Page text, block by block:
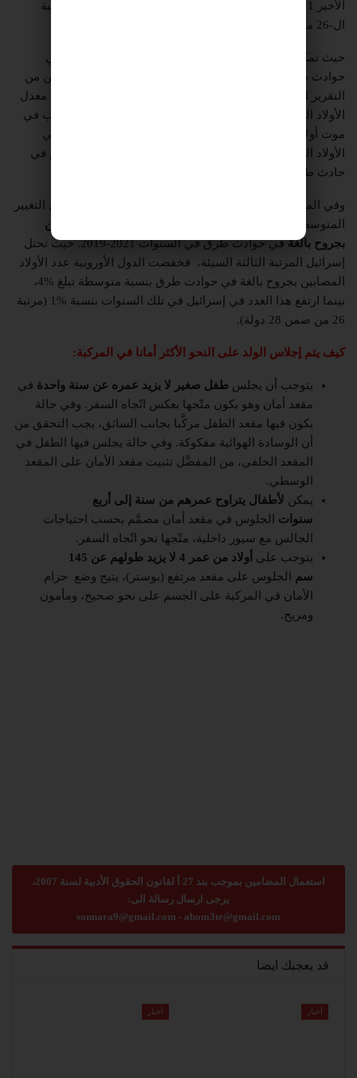
الأخير 2011-2021 تحتل إسرائيل المرتبة الرابعة السيئة (المرتبة
ال-26 من ضمن 29).
حيث تمكنت الدول الأوروبية من تخفيض عدد الأولاد القتلى في
حوادث طرق بنسبة متوسطة تبلغ %5 في تلك السنوات. فيتبين من
التقرير الجديد أن إسرائيل تحتل المرتبة الثانية السيئة في فئة معدل
الأولاد القتلى من جراء حوادث طرق من ضمن إجمالي الأسباب في
موت أولاد (مرتبة 31- من ضمن 32 دولة). فإن %10 من إجمالي
الأولاد الذين لقوا موتهم في السنوات 2021-2019، لقوا موتهم في
حادث طرق.
وفي المجلس الأوروبي للسلامة في الطرق تمت دراسة معدل التغيير
المتوسط الذي أجرته كل دولة في تقليص عدد الأولاد
المصابين
بجروح بالغة
في حوادث طرق في السنوات 2021-2019. حيث تحتل
إسرائيل المرتبة الثالثة السيئة، فخفضت الدول الأوروبية عدد الأولاد
المصابين بجروح بالغة في حوادث طرق بنسبة متوسطة تبلغ %4،
بينما ارتفع هذا العدد في إسرائيل في تلك السنوات بنسبة %1 (مرتبة
26 من ضمن 28 دولة).
كيف يتم إجلاس الولد على النحو الأكثر أمانا في المركبة:
يتوجب أن يجلس طفل صغير لا يزيد عمره عن سنة واحدة في
مقعد أمان وهو يكون متّجها بعكس اتّجاه السفر. وفي حالة
يكون فيها مقعد الطفل مركَّبا بجانب السائق، يجب التحقق من
أن الوسادة الهوائية مفكوكة. وفي حالة يجلس فيها الطفل في
المقعد الخلفي، من المفضَّل تثبيت مقعد الأمان على المقعد
الوسطي.
يمكن لأطفال يتراوح عمرهم من سنة إلى أربع
سنوات
الجلوس في مقعد أمان مصمَّم بحسب احتياجات
الجالس مع سيور داخلية، متّجها نحو اتّجاه السفر.
يتوجب على
أولاد من عمر 4 لا يزيد طولهم عن 145
سم
الجلوس على مقعد مرتفع (بوستر)، يتيح وضع حزام
الأمان في المركبة على الجسم على نحو صحيح، ومأمون
ومريح.
استعمال المضامين بموجب بند 27 أ لقانون الحقوق الأدبية لسنة 2007،
يرجى ارسال رسالة الى:
sonnara9@gmail.com - abom3te@gmail.com
قد يعجبك ايضا
أخبار أخبار